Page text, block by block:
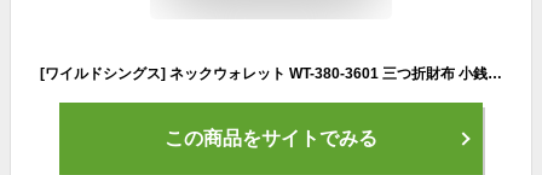
[ワイルドシングス] ネックウォレット WT-380-3601 三つ折財布 小銭 お札 小型 X-PAC メンズ オリーブ2
この商品をサイトでみる